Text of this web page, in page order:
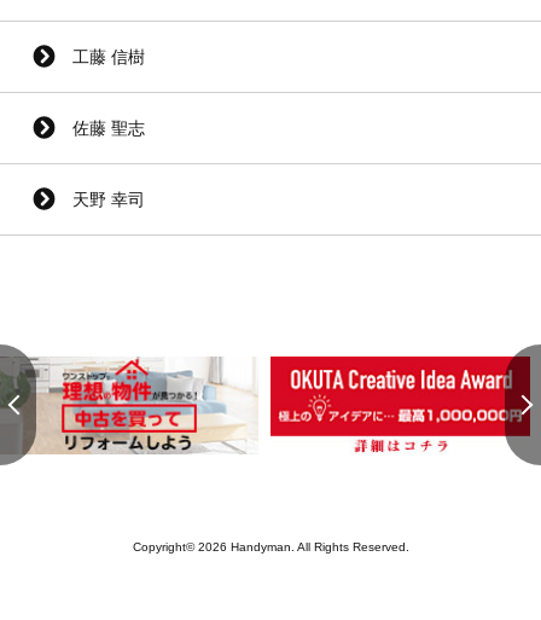
工藤 信樹
佐藤 聖志
天野 幸司
Copyright© 2026 Handyman. All Rights Reserved.